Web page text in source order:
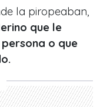
la piropeaban,
que le
o que